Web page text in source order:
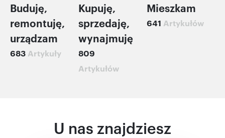
Buduję,
remontuję,
urządzam
683 Artykuły
Kupuję,
sprzedaję,
wynajmuję
809
Artykułów
Mieszkam
641 Artykułów
U nas znajdziesz